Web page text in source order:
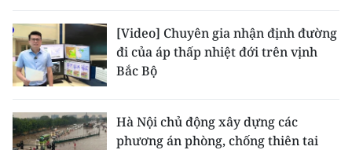
[Video] Chuyên gia nhận định đường
đi của áp thấp nhiệt đới trên vịnh
Bắc Bộ
Hà Nội chủ động xây dựng các
phương án phòng, chống thiên tai